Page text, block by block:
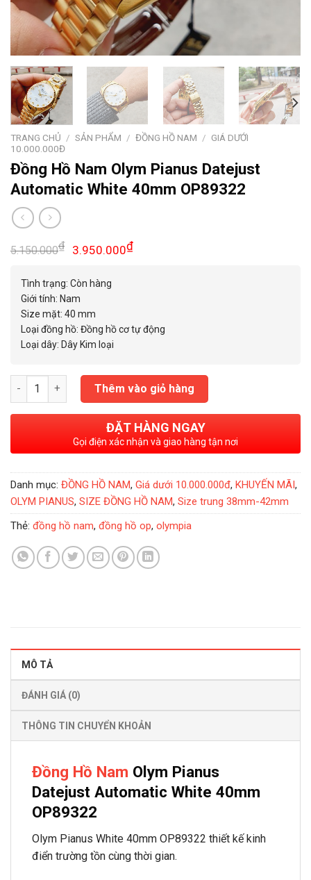
TRANG CHỦ / SẢN PHẨM / ĐỒNG HỒ NAM / GIÁ DƯỚI
10.000.000Đ
Đồng Hồ Nam Olym Pianus Datejust
Automatic White 40mm OP89322
5.150.000₫
Giá
là:
5.150.000₫.
3.950.000₫Giá
Tình trạng: Còn hàng
Giới tính: Nam
Size mặt: 40 mm
Loại đồng hồ: Đồng hồ cơ tự động
Loại dây: Dây Kim loại
Đồng Hồ Nam Olym Pianus Datejust Automatic White 40mm
Thêm vào giỏ hàng
ĐẶT HÀNG NGAY
Gọi điện xác nhận và giao hàng tận nơi
Danh mục: ĐỒNG HỒ NAM, Giá dưới 10.000.000đ, KHUYẾN MÃI,
OLYM PIANUS, SIZE ĐỒNG HỒ NAM, Size trung 38mm-42mm
Thẻ: đồng hồ nam, đồng hồ op, olympia
MÔ TẢ
ĐÁNH GIÁ (0)
THÔNG TIN CHUYỂN KHOẢN
Đồng Hồ Nam Olym Pianus
Datejust Automatic White 40mm
OP89322
Olym Pianus White 40mm OP89322 thiết kế kinh
điển trường tồn cùng thời gian.